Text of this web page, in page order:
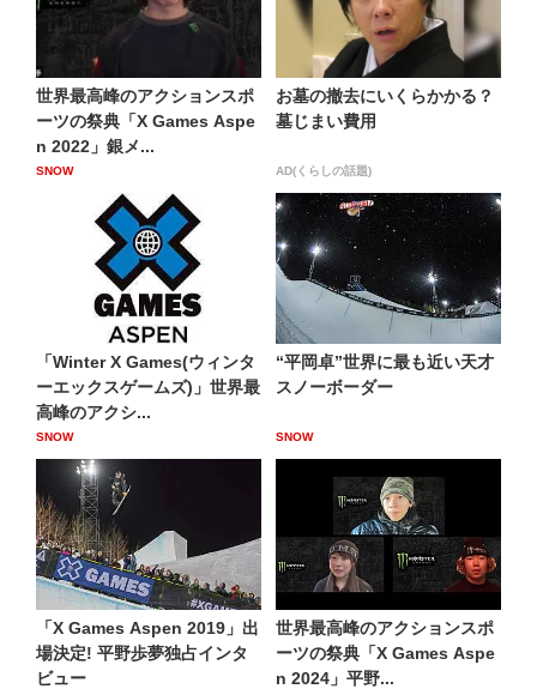
世界最高峰のアクションスポ
ーツの祭典「X Games Aspe
n 2022」銀メ...
SNOW
お墓の撤去にいくらかかる？
墓じまい費用
AD(くらしの話題)
「Winter X Games(ウィンタ
ーエックスゲームズ)」世界最
高峰のアクシ...
SNOW
“平岡卓”世界に最も近い天才
スノーボーダー
SNOW
「X Games Aspen 2019」出
場決定! 平野歩夢独占インタ
ビュー
世界最高峰のアクションスポ
ーツの祭典「X Games Aspe
n 2024」平野...